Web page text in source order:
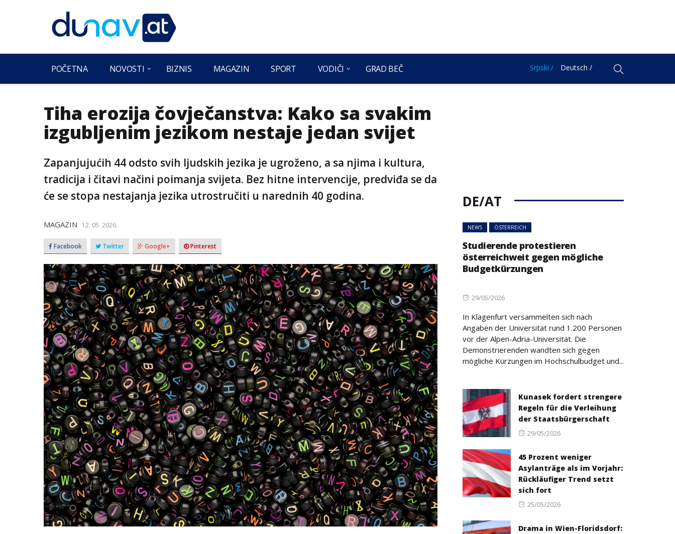
POČETNA NOVOSTI BIZNIS MAGAZIN SPORT VODIČI GRAD BEČ Srpski / Deutsch /
Tiha erozija čovječanstva: Kako sa svakim
izgubljenim jezikom nestaje jedan svijet
Zapanjujućih 44 odsto svih ljudskih jezika je ugroženo, a sa njima i kultura,
tradicija i čitavi načini poimanja svijeta. Bez hitne intervencije, predviđa se da
će se stopa nestajanja jezika utrostručiti u narednih 40 godina.
MAGAZIN 12. 05. 2026.
Facebook Twitter Google+ Pinterest
DE/AT
NEWS ÖSTERREICH
Studierende protestieren
österreichweit gegen mögliche
Budgetkürzungen
Posted
29/05/2026
In Klagenfurt versammelten sich nach
Angaben der Universität rund 1.200 Personen
vor der Alpen-Adria-Universität. Die
Demonstrierenden wandten sich gegen
mögliche Kürzungen im Hochschulbudget und...
Kunasek fordert strengere
Regeln für die Verleihung
der Staatsbürgerschaft
Posted
29/05/2026
45 Prozent weniger
Asylanträge als im Vorjahr:
Rückläufiger Trend setzt
sich fort
Posted
25/05/2026
Drama in Wien-Floridsdorf: